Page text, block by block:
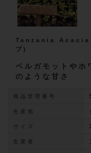
Tanzania Acacia
プ)
ベルガモットやホ
のような甘さ
商品管理番号
生産地
サイズ
生産者